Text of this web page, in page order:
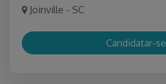
Joinville - SC
Candidatar-se